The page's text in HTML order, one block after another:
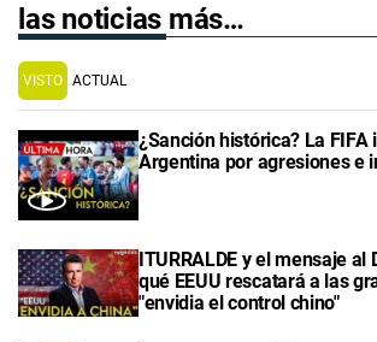
las noticias más…
VISTO ACTUAL
¿Sanción histórica? La FIFA
Argentina por agresiones e
ITURRALDE y el mensaje al
qué EEUU rescatará a las
"envidia el control chino"